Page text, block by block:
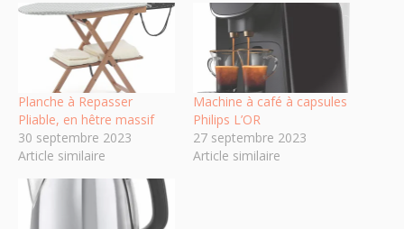
Planche à Repasser
Pliable, en hêtre massif
30 septembre 2023
Article similaire
Machine à café à capsules
Philips L’OR
27 septembre 2023
Article similaire